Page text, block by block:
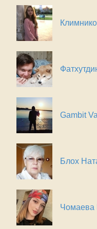
Gambit
Блох
Чомаева